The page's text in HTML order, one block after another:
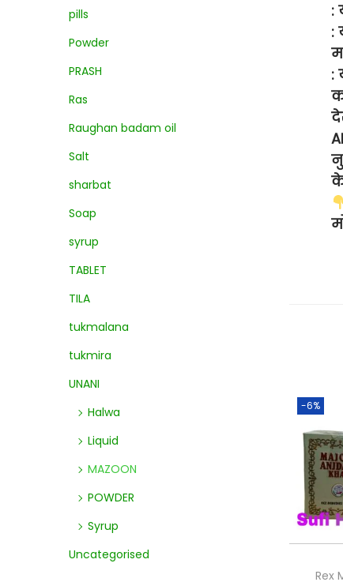
:
:
:
-6%
Rex
pills
Powder
PRASH
Ras
Raughan badam oil
Salt
sharbat
Soap
syrup
TABLET
TILA
tukmalana
tukmira
UNANI
Halwa
Liquid
MAZOON
POWDER
Syrup
Uncategorised